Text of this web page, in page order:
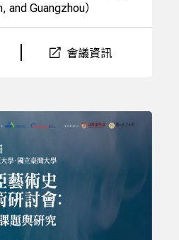
and Guangzhou）
會議資訊